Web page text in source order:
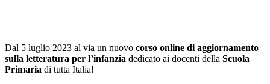
Dal 5 luglio 2023 al via un nuovo corso online di aggiornamento
sulla letteratura per l’infanzia dedicato ai docenti della Scuola
Primaria di tutta Italia!